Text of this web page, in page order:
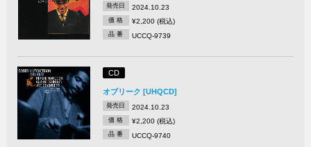
発売日 2024.10.23
価 格 ¥2,200 (税込)
品 番 UCCQ-9739
CD
オブリーク [UHQCD]
発売日 2024.10.23
価 格 ¥2,200 (税込)
品 番 UCCQ-9740